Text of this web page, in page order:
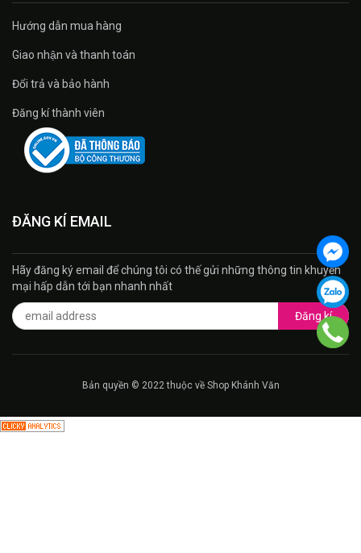
Hướng dẫn mua hàng
Giao nhận và thanh toán
Đổi trả và bảo hành
Đăng kí thành viên
ĐĂNG KÍ EMAIL
Hãy đăng ký email để chúng tôi có thế gửi những thông tin khuyến
mại hấp dẫn tới bạn nhanh nhất
Đăng kí
Bản quyền © 2022 thuộc về Shop Khánh Văn